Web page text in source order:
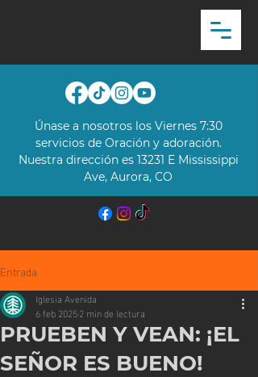
Únase a nosotros los Viernes 7:30
servicios de Oración y adoración.
Nuestra dirección es 13231 E Mississippi
Ave, Aurora, CO​
Entrada
PRUEBEN Y VEAN: ¡EL
SEÑOR ES BUENO!
Iglesia Avenida
6 feb 20252 min de lectura